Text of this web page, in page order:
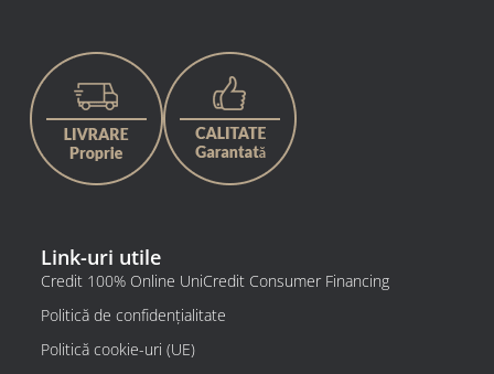
Link-uri utile
Credit 100% Online UniCredit Consumer Financing
Politică de confidențialitate
Politică cookie-uri (UE)